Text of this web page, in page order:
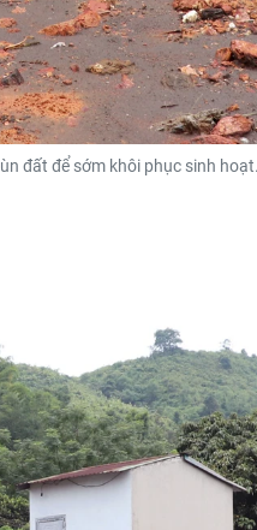
đất để sớm khôi phục sinh